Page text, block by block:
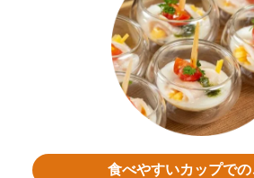
食べやすいカップで